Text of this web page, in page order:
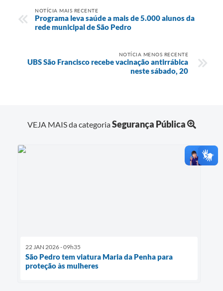
NOTÍCIA MAIS RECENTE
Programa leva saúde a mais de 5.000 alunos da
rede municipal de São Pedro
NOTÍCIA MENOS RECENTE
UBS São Francisco recebe vacinação antirrábica
neste sábado, 20
VEJA MAIS da categoriaSegurança Pública
22 JAN 2026 - 09h35
São Pedro tem viatura Maria da Penha para
proteção às mulheres